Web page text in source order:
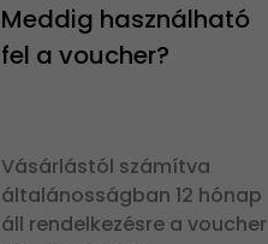
Meddig használható
fel a voucher?
Vásárlástól számítva
általánosságban 12 hónap
áll rendelkezésre a voucher